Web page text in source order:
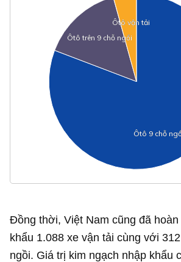
Ôtô 9 chỗ
Ôtô 9 chỗ
Ôtô trên 9 chỗ ngồi
Ôtô trên 9 chỗ ngồi
Ôtô vận tải
Ôtô vận tải
Đồng thời, Việt Nam cũng đã
khẩu 1.088 xe vận tải cùng với
ngồi. Giá trị kim ngạch nhập khẩu